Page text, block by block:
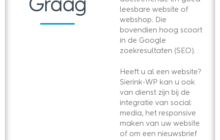
Graag
leesbare website of
webshop. Die
bovendien hoog scoort
in de Google
zoekresultaten (SEO).
Heeft u al een website?
Sierink-WP kan u ook
van dienst zijn bij de
integratie van social
media, het responsive
maken van uw website
of om een nieuwsbrief